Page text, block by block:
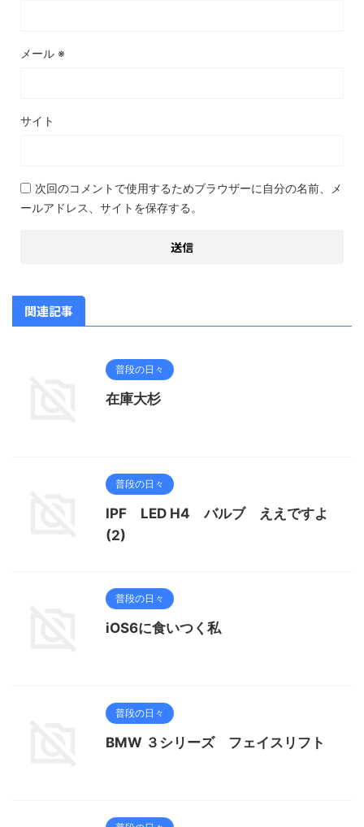
メール ※
サイト
次回のコメントで使用するためブラウザーに自分の名前、メ
ールアドレス、サイトを保存する。
関連記事
普段の日々
在庫大杉
普段の日々
IPF LED H4 バルブ ええですよ
(2)
普段の日々
iOS6に食いつく私
普段の日々
BMW ３シリーズ フェイスリフト